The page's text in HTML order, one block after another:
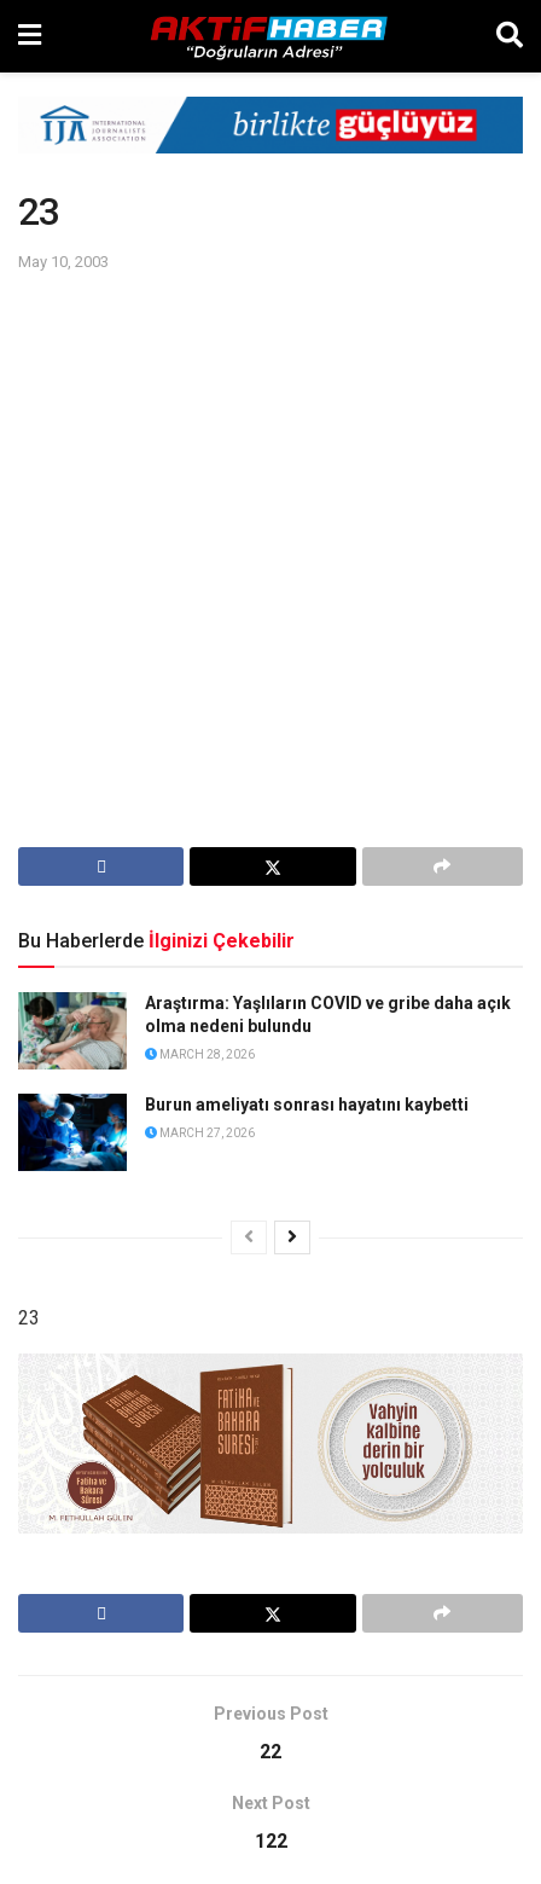
23
May 10, 2003
Bu Haberlerde İlginizi Çekebilir
Araştırma: Yaşlıların COVID ve gribe daha açık
olma nedeni bulundu
MARCH 28, 2026
Burun ameliyatı sonrası hayatını kaybetti
MARCH 27, 2026
23
Previous Post
22
Next Post
122